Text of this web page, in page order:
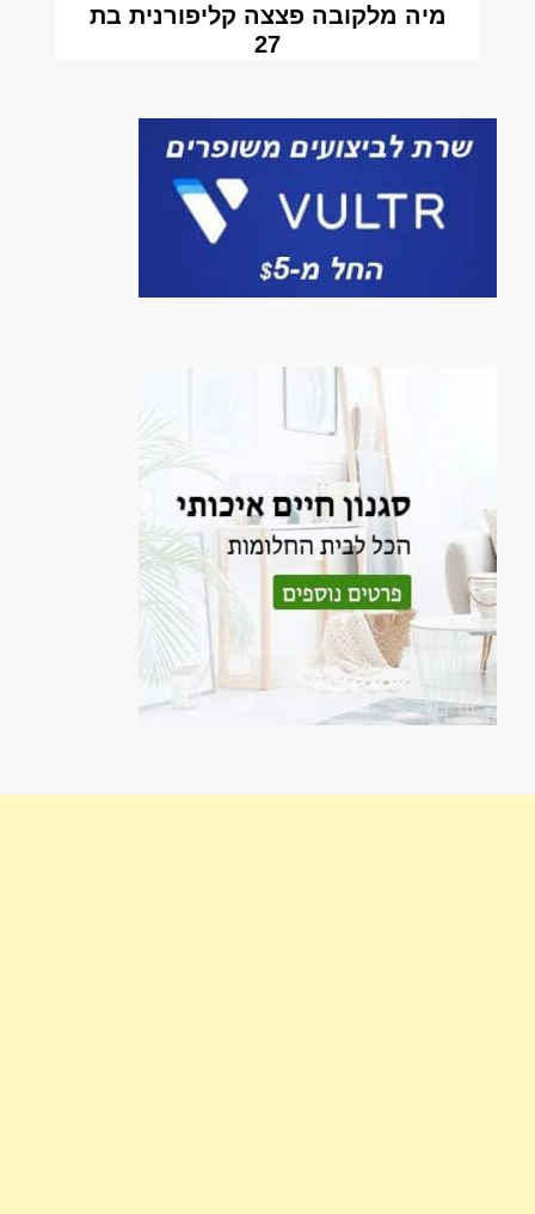
מיה מלקובה פצצה קליפורנית בת
27